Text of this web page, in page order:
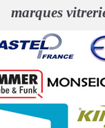
marques